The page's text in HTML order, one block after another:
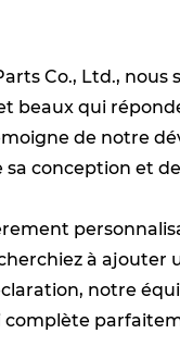
Co., Ltd.,
beaux qui
de notre
conception et
à
notre
complète